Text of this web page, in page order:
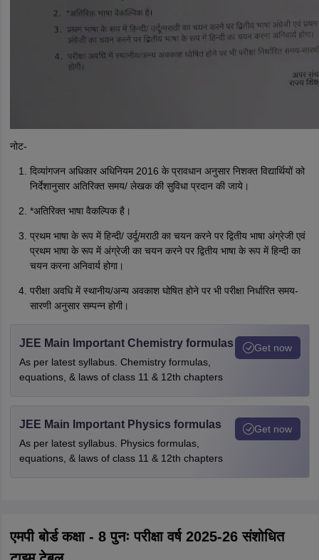
नोट-
दिव्यांगजन अधिकार अधिनियम 2016 के प्रावधान अनुसार निशक्त विद्यार्थियों को
निर्देशानुसार अतिरिक्त समय/ लेखक की सुविधा प्रदान की जाये।
*अतिरिक्त भाषा वैकल्पिक है।
प्रथम भाषा के रूप में हिन्दी/ उर्दू/मराठी का चयन करने पर द्वितीय भाषा अंग्रेजी एवं
प्रथम भाषा के रूप में अंग्रेजी का चयन करने पर द्वितीय भाषा के रूप में हिन्दी का
चयन करना अनिवार्य होगा।
परीक्षा अवधि में स्थानीय/अन्य अवकाश घोषित होने पर भी परीक्षा निर्धारित समय-
सारणी अनुसार सम्पन्न होगी।
JEE Main Important Chemistry formulas
As per latest syllabus. Chemistry formulas,
equations, & laws of class 11 & 12th chapters
Get now
JEE Main Important Physics formulas
As per latest syllabus. Physics formulas,
equations, & laws of class 11 & 12th chapters
Get now
एमपी बोर्ड कक्षा - 8 पुनः परीक्षा वर्ष 2025-26 संशोधित